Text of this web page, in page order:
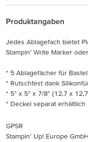
Produktangaben
Jedes Ablagefach bietet
Stampin’ Write Marker
* 5 Ablagefächer für
* Rutschfest dank
* 5" x 5" x 7/8" (12,7 x
* Deckel separat erhältlich
GPSR
Stampin’ Up! Europe GmbH